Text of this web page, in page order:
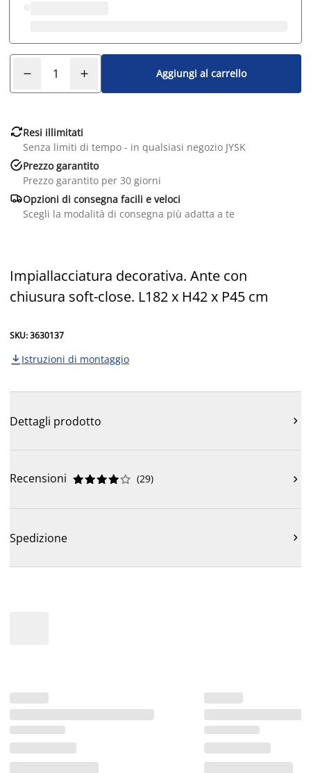
Aggiungi al carrello
Resi illimitati
Senza limiti di tempo - in qualsiasi negozio JYSK
Prezzo garantito
Prezzo garantito per 30 giorni
Opzioni di consegna facili e veloci
Scegli la modalità di consegna più adatta a te
Impiallacciatura decorativa. Ante con
chiusura soft-close. L182 x H42 x P45 cm
SKU: 3630137
 Istruzioni di montaggio
Dettagli prodotto 
Recensioni 




 (29) 
Spedizione 